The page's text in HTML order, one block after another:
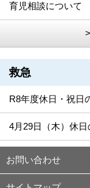
育児相談について
救急
R8年度休日・祝日
4月29日（木）休日
お問い合わせ